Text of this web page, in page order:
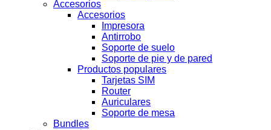
Accesorios
Accesorios
Impresora
Antirrobo
Soporte de suelo
Soporte de pie y de pared
Productos populares
Tarjetas SIM
Router
Auriculares
Soporte de mesa
Bundles